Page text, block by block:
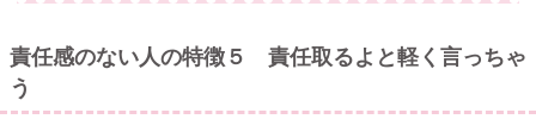
責任感のない人の特徴５ 責任取るよと軽く言っちゃ
う